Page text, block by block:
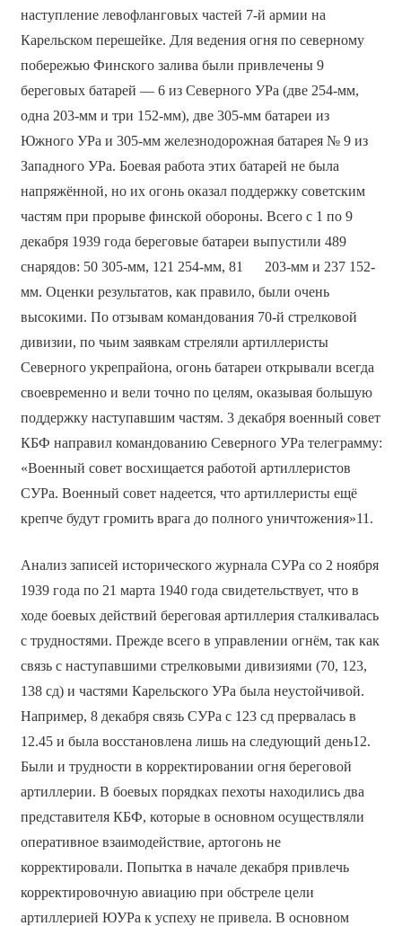
наступление левофланговых частей 7-й армии на
Карельском перешейке. Для ведения огня по северному
побережью Финского залива были привлечены 9
береговых батарей — 6 из Северного УРа (две 254-мм,
одна 203-мм и три 152-мм), две 305-мм батареи из
Южного УРа и 305-мм железнодорожная батарея № 9 из
Западного УРа. Боевая работа этих батарей не была
напряжённой, но их огонь оказал поддержку советским
частям при прорыве финской обороны. Всего с 1 по 9
декабря 1939 года береговые батареи выпустили 489
снарядов: 50 305-мм, 121 254-мм, 81 203-мм и 237 152-
мм. Оценки результатов, как правило, были очень
высокими. По отзывам командования 70-й стрелковой
дивизии, по чьим заявкам стреляли артиллеристы
Северного укрепрайона, огонь батареи открывали всегда
своевременно и вели точно по целям, оказывая большую
поддержку наступавшим частям. 3 декабря военный совет
КБФ направил командованию Северного УРа телеграмму:
«Военный совет восхищается работой артиллеристов
СУРа. Военный совет надеется, что артиллеристы ещё
крепче будут громить врага до полного уничтожения»11.
Анализ записей исторического журнала СУРа со 2 ноября
1939 года по 21 марта 1940 года свидетельствует, что в
ходе боевых действий береговая артиллерия сталкивалась
с трудностями. Прежде всего в управлении огнём, так как
связь с наступавшими стрелковыми дивизиями (70, 123,
138 сд) и частями Карельского УРа была неустойчивой.
Например, 8 декабря связь СУРа с 123 сд прервалась в
12.45 и была восстановлена лишь на следующий день12.
Были и трудности в корректировании огня береговой
артиллерии. В боевых порядках пехоты находились два
представителя КБФ, которые в основном осуществляли
оперативное взаимодействие, артогонь не
корректировали. Попытка в начале декабря привлечь
корректировочную авиацию при обстреле цели
артиллерией ЮУРа к успеху не привела. В основном